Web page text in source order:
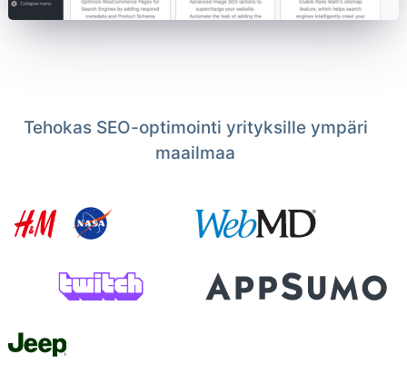
Tehokas SEO-optimointi yrityksille ympäri
maailmaa